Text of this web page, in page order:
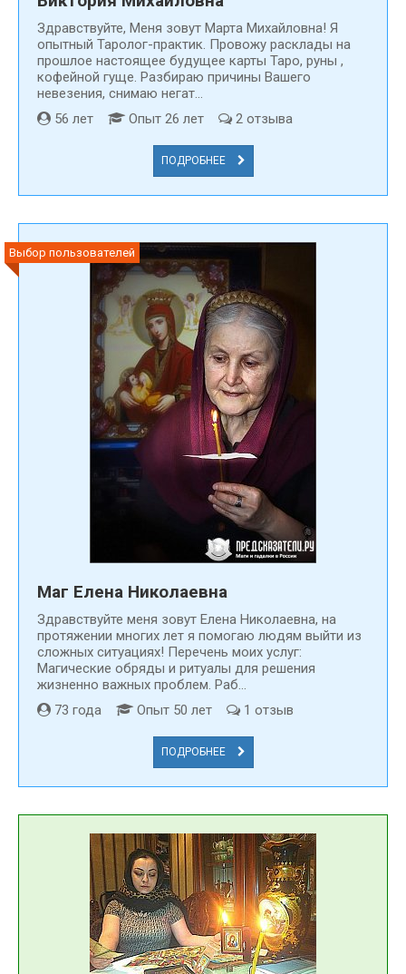
Здравствуйте, Меня зовут Марта Михайловна! Я
опытный Таролог-практик. Провожу расклады на
прошлое настоящее будущее карты Таро, руны ,
кофейной гуще. Разбираю причины Вашего
невезения, снимаю негат...
56 лет
Опыт 26 лет 2 отзыва
ПОДРОБНЕЕ
Выбор пользователей
Маг Елена Николаевна
Здравствуйте меня зовут Елена Николаевна, на
протяжении многих лет я помогаю людям выйти из
сложных ситуациях! Перечень моих услуг:
Магические обряды и ритуалы для решения
жизненно важных проблем. Раб...
73 года
Опыт 50 лет 1 отзыв
ПОДРОБНЕЕ